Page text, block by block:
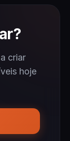
criar
hoje